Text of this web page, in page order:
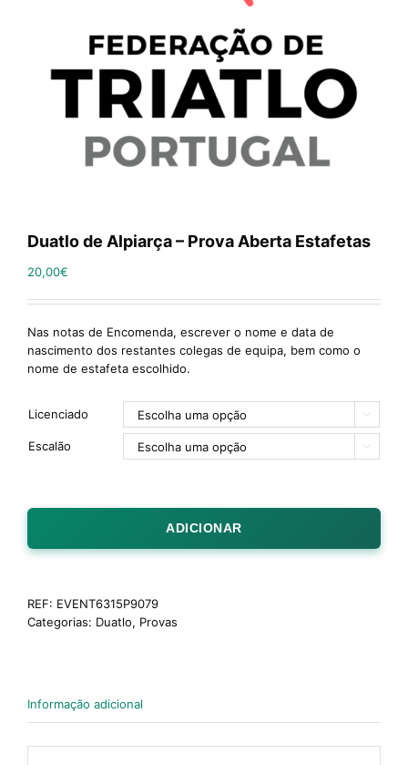
Duatlo de Alpiarça – Prova Aberta Estafetas
20,00€
Nas notas de Encomenda, escrever o nome e data de
nascimento dos restantes colegas de equipa, bem como o
nome de estafeta escolhido.
Licenciado 
Escalão 
ADICIONAR
REF: EVENT6315P9079
Categorias: Duatlo, Provas
Informação adicional